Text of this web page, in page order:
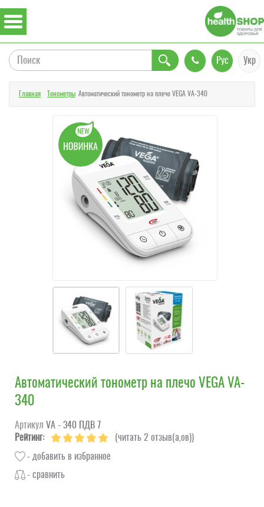
Рус Укр
Главная Тонометры Автоматический тонометр на плечо VEGA VA-340
Автоматический тонометр на плечо VEGA VA-
340
Артикул VA - 340 ПДВ 7
Рейтинг:
(читать 2 отзыв(а,ов))
- добавить в избранное
- сравнить